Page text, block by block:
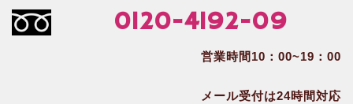
0120-4192-09
営業時間10：00~19：00
メール受付は24時間対応